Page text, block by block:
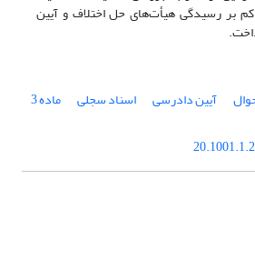
بر رسیدگی هیأت‌های حل اختلاف و آیین
آیین دادرسی اسناد سجلی ماده 3